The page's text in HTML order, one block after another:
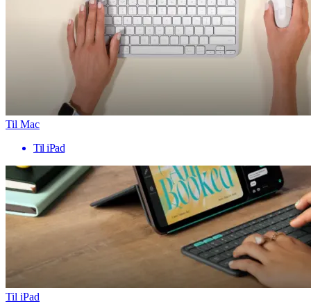
Til Mac
Til iPad
Til iPad